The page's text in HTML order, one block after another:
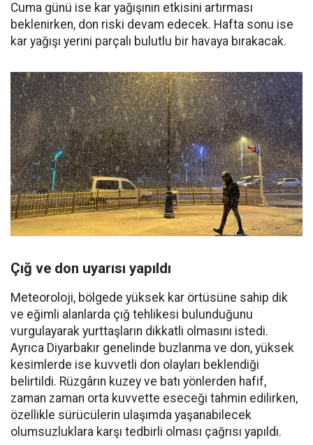
Cuma günü ise kar yağışının etkisini artırması
beklenirken, don riski devam edecek. Hafta sonu ise
kar yağışı yerini parçalı bulutlu bir havaya bırakacak.
Çığ ve don uyarısı yapıldı
Meteoroloji, bölgede yüksek kar örtüsüne sahip dik
ve eğimli alanlarda çığ tehlikesi bulunduğunu
vurgulayarak yurttaşların dikkatli olmasını istedi.
Ayrıca Diyarbakır genelinde buzlanma ve don, yüksek
kesimlerde ise kuvvetli don olayları beklendiği
belirtildi. Rüzgârın kuzey ve batı yönlerden hafif,
zaman zaman orta kuvvette eseceği tahmin edilirken,
özellikle sürücülerin ulaşımda yaşanabilecek
olumsuzluklara karşı tedbirli olması çağrısı yapıldı.